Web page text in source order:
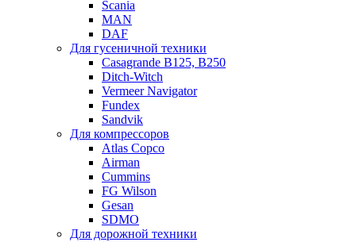
Scania
MAN
DAF
Для гусеничной техники
Casagrande B125, B250
Ditch-Witch
Vermeer Navigator
Fundex
Sandvik
Для компрессоров
Atlas Copco
Airman
Cummins
FG Wilson
Gesan
SDMO
Для дорожной техники